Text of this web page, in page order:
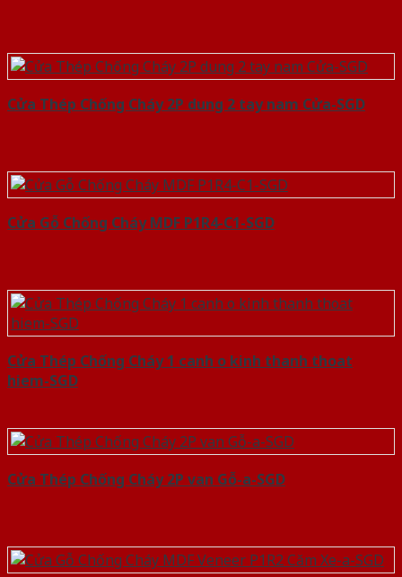
Cửa Thép Chống Cháy 2P dung 2 tay nam Cửa-SGD
Cửa Gỗ Chống Cháy MDF P1R4-C1-SGD
Cửa Thép Chống Cháy 1 canh o kinh thanh thoat
hiem-SGD
Cửa Thép Chống Cháy 2P van Gỗ-a-SGD